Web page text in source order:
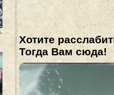
Хотите
Тогда Вам сюда!